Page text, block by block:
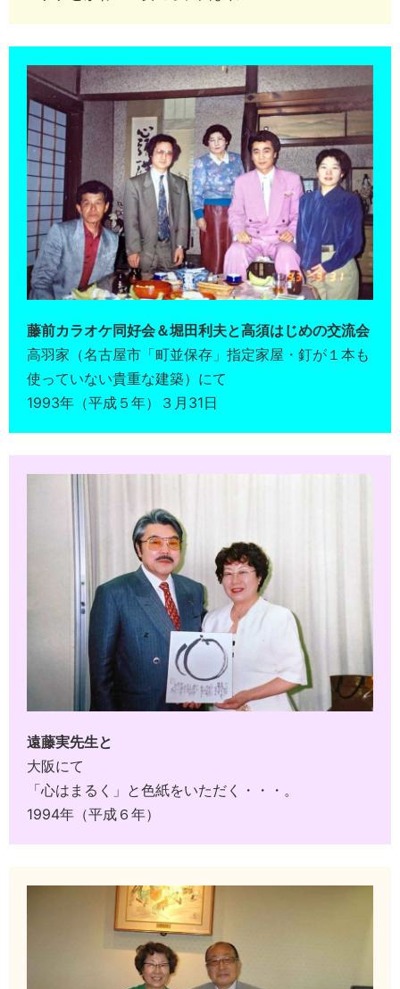
藤前カラオケ同好会＆堀田利夫と高須はじめの交流会
高羽家（名古屋市「町並保存」指定家屋・釘が１本も
使っていない貴重な建築）にて
1993年（平成５年）３月31日
遠藤実先生と
大阪にて
「心はまるく」と色紙をいただく・・・。
1994年（平成６年）